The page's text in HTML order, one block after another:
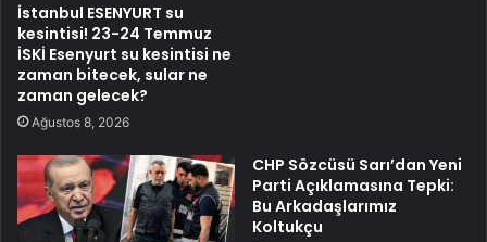
İstanbul ESENYURT su
kesintisi! 23-24 Temmuz
İSKİ Esenyurt su kesintisi ne
zaman bitecek, sular ne
zaman gelecek?
Ağustos 8, 2026
CHP Sözcüsü Sarı’dan Yeni
Parti Açıklamasına Tepki:
Bu Arkadaşlarımız
Koltukçu